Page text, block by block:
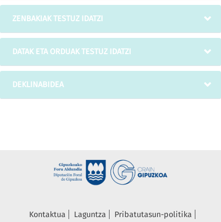
ZENBAKIAK TESTUZ IDATZI
DATAK ETA ORDUAK TESTUZ IDATZI
DEKLINABIDEA
Kontaktua Laguntza
Pribatutasun-politika